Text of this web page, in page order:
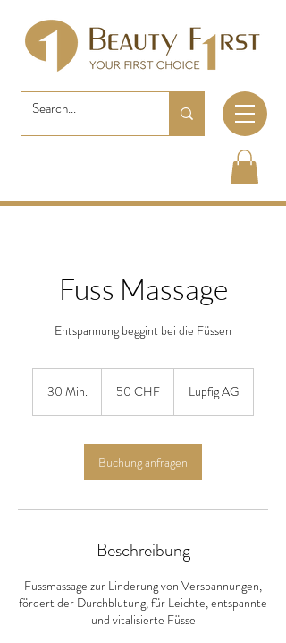
Fuss Massage
Entspannung beggint bei die Füssen
30 Min.
i
.
Franken
50 CHF Lupfig AG
Buchung anfragen
Beschreibung
Fussmassage zur Linderung von Verspannungen,
fördert der Durchblutung, für Leichte, entspannte
und vitalisierte Füsse